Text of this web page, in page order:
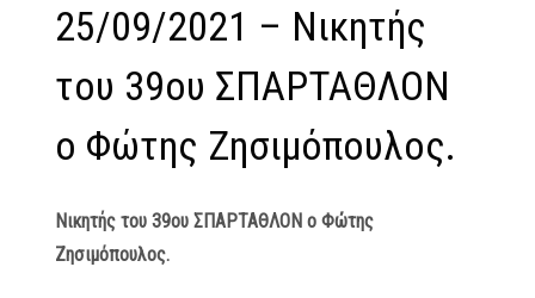
25/09/2021 – Νικητής
του 39ου ΣΠΑΡΤΑΘΛΟΝ
ο Φώτης Ζησιμόπουλος.
Νικητής του 39ου ΣΠΑΡΤΑΘΛΟΝ ο Φώτης
Ζησιμόπουλος.